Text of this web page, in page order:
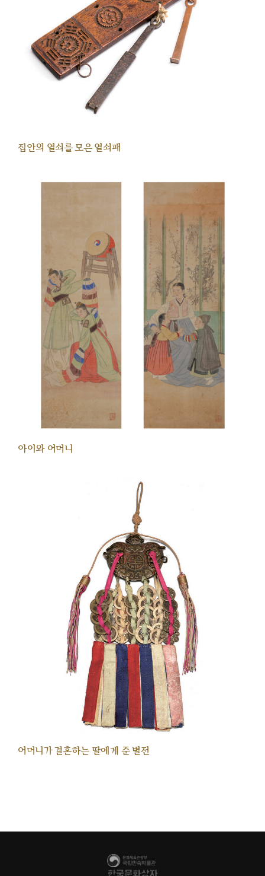
집안의 열쇠를 모은 열쇠패
아이와 어머니
어머니가 결혼하는 딸에게 준 별전